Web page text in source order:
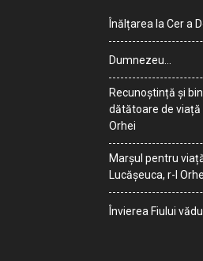
Înălțarea la Cer a
Dumnezeu…
Recunoștință și
dătătoare de
Orhei
Marșul pentru
Lucășeuca, r-l
Învierea Fiului